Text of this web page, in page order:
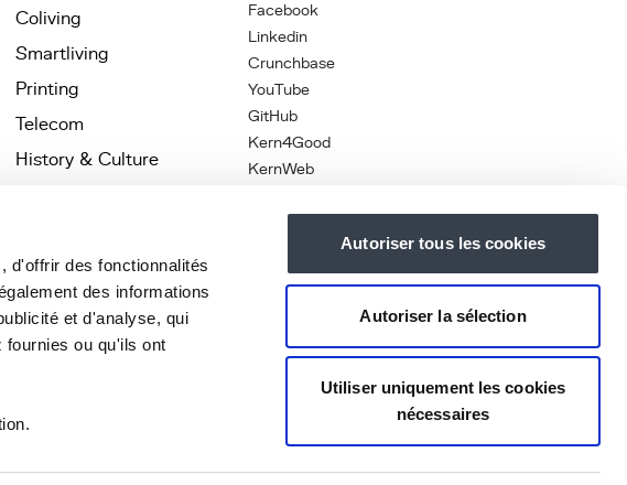
d'offrir des fonctionnalités
des informations
et d'analyse, qui
ou qu'ils ont
Autoriser tous les cookies
Autoriser la sélection
Utiliser uniquement les cookies
nécessaires
Coliving
Smartliving
Printing
Telecom
History & Culture
Nonprofit / NGO
Law Firms
Facebook
Linkedin
Crunchbase
YouTube
GitHub
Kern4Good
KernWeb